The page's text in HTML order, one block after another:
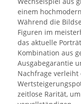
einem
Während die
Figuren im
das aktuelle
Kombination aus
Ausgabegarantie
Nachfrage verleiht
zeitlose Rarität,